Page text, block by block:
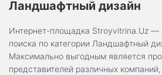
Ландшафтный дизайн
Интернет-площадка Stroyvitrina.Uz —
поиска по категории Ландшафтный
Максимально выгодным является
представителей различных